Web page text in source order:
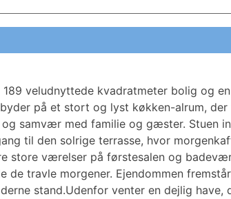
veludnyttede kvadratmeter bolig og
på et stort og lyst køkken-alrum, der
samvær med familie og gæster. Stuen
til den solrige terrasse, hvor
store værelser på førstesalen og
travle morgener. Ejendommen
stand.Udenfor venter en dejlig have,